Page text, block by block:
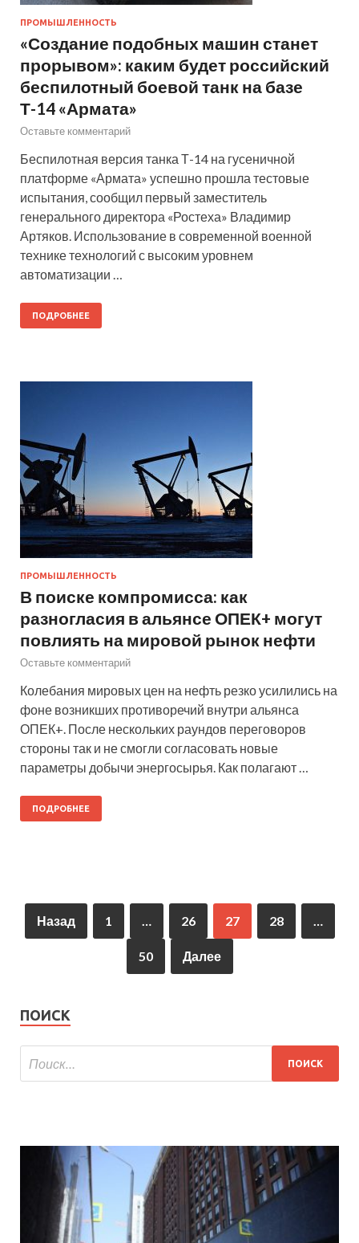
ПРОМЫШЛЕННОСТЬ
«Создание подобных машин станет
прорывом»: каким будет российский
беспилотный боевой танк на базе
Т-14 «Армата»
Оставьте комментарий
Беспилотная версия танка Т-14 на гусеничной
платформе «Армата» успешно прошла тестовые
испытания, сообщил первый заместитель
генерального директора «Ростеха» Владимир
Артяков. Использование в современной военной
технике технологий с высоким уровнем
автоматизации …
ПОДРОБНЕЕ
ПРОМЫШЛЕННОСТЬ
В поиске компромисса: как
разногласия в альянсе ОПЕК+ могут
повлиять на мировой рынок нефти
Оставьте комментарий
Колебания мировых цен на нефть резко усилились на
фоне возникших противоречий внутри альянса
ОПЕК+. После нескольких раундов переговоров
стороны так и не смогли согласовать новые
параметры добычи энергосырья. Как полагают …
ПОДРОБНЕЕ
Назад 1 … 26 27 28 …
50 Далее
ПОИСК